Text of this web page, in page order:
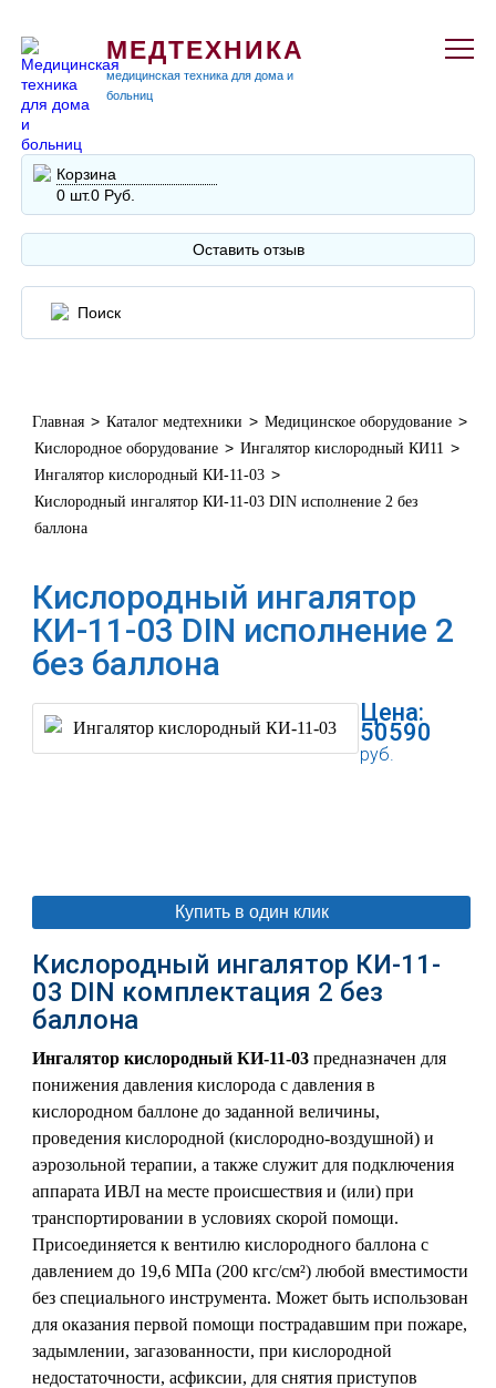
МЕДТЕХНИКА
медицинская техника для дома и
больниц
Корзина
0 шт.0 Руб.
Оставить отзыв
Главная > Каталог медтехники > Медицинское оборудование >
Кислородное оборудование > Ингалятор кислородный КИ11 >
Ингалятор кислородный КИ-11-03 >
Кислородный ингалятор КИ-11-03 DIN исполнение 2 без
баллона
Кислородный ингалятор
КИ-11-03 DIN исполнение 2
без баллона
Цена:
50590
руб.
Купить в один клик
Кислородный ингалятор КИ-11-
03 DIN комплектация 2 без
баллона
Ингалятор кислородный КИ-11-03 предназначен для
понижения давления кислорода с давления в
кислородном баллоне до заданной величины,
проведения кислородной (кислородно-воздушной) и
аэрозольной терапии, а также служит для подключения
аппарата ИВЛ на месте происшествия и (или) при
транспортировании в условиях скорой помощи.
Присоединяется к вентилю кислородного баллона с
давлением до 19,6 МПа (200 кгс/см²) любой вместимости
без специального инструмента. Может быть использован
для оказания первой помощи пострадавшим при пожаре,
задымлении, загазованности, при кислородной
недостаточности, асфиксии, для снятия приступов